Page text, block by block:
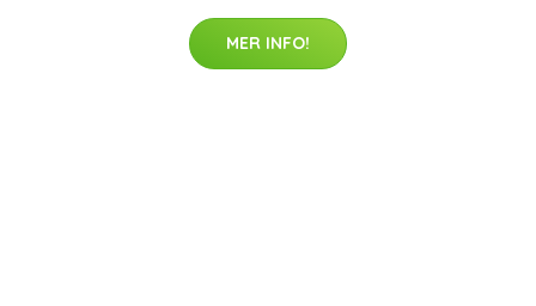
MER INFO!